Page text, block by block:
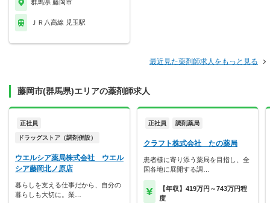
群馬県 藤岡市
ＪＲ八高線 児玉駅
最近見た薬剤師求人をもっと見る
藤岡市(群馬県)エリアの薬剤師求人
正社員
ドラッグストア（調剤併設）
ウエルシア薬局株式会社 ウエル
シア藤岡北ノ原店
暮らしを支える仕事だから、自分の
暮らしも大切に。業…
正社員 調剤薬局
クラフト株式会社 たの薬局
患者様に寄り添う薬局を目指し、全
国各地に展開する調…
【年収】419万円～743万円程
度